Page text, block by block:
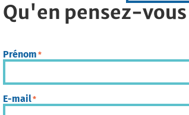
Qu'en pensez-vous
Prénom *
E-mail*